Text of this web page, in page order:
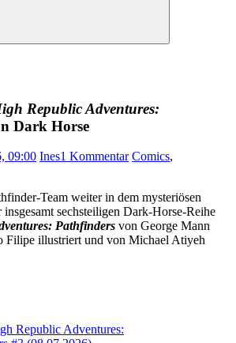
Suchen
Republic Adventures:
Dark Horse
09:00 Ines1 Kommentar Comics,
Team weiter in dem mysteriösen
sechsteiligen Dark-Horse-Reihe
Pathfinders von George Mann
Filipe illustriert und von Michael Atiyeh